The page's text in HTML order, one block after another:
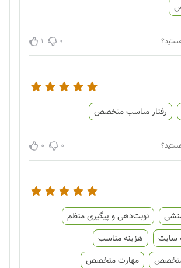
0
1
رفتار مناسب متخصص
0
0
نوبت‌دهی و پیگیری منظم
سایت
هزینه مناسب
متخصص
مهارت متخصص